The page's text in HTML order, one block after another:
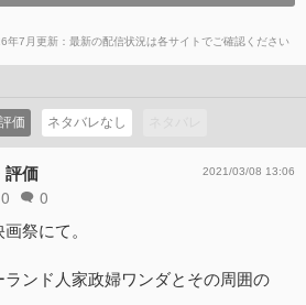
年7月更新：最新の配信状況は各サイトでご確認ください
価 ネタバレなし
評価
0 0
2021/03/08 13:06
祭にて。
ランド人家政婦ワンダとその周囲の